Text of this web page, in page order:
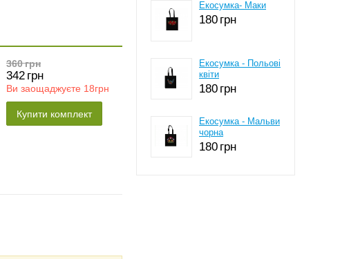
360грн
342 грн
Ви заощаджуєте 18грн
Купити комплект
Екосумка- Маки
180 грн
Екосумка - Польові
квіти
180 грн
Екосумка - Мальви
чорна
180 грн